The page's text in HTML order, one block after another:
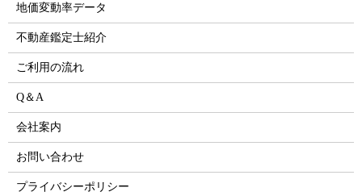
地価変動率データ
不動産鑑定士紹介
ご利用の流れ
Q＆A
会社案内
お問い合わせ
プライバシーポリシー